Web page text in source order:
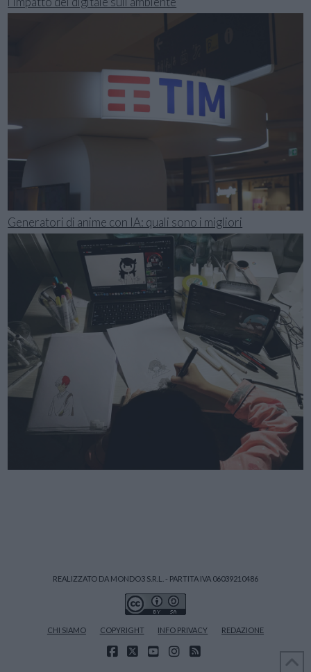
Generatori di anime con IA: quali sono i migliori
REALIZZATO DA MONDO3 S.R.L. - PARTITA IVA 06039210486
CHI SIAMO COPYRIGHT INFO PRIVACY REDAZIONE